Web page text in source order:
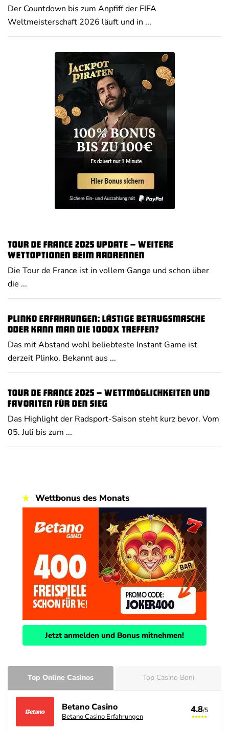
Der Countdown bis zum Anpfiff der FIFA
Weltmeisterschaft 2026 läuft und in ...
Tour de France 2025 Update – weitere
Wettoptionen beim Radrennen
Die Tour de France ist in vollem Gange und schon über
die ...
Plinko Erfahrungen: Lästige Betrugsmasche
oder kann man die 1000x treffen?
Das mit Abstand wohl beliebteste Instant Game ist
derzeit Plinko. Bekannt aus ...
Tour de France 2025 – Wettmöglichkeiten und
Favoriten für den Sieg
Das Highlight der Radsport-Saison steht kurz bevor. Vom
05. Juli bis zum ...
Wettbonus des Monats
Jetzt anmelden und Bonus mitnehmen!
Top Online Casinos Top Casino Boni
Betano Casino
Betano Casino Erfahrungen
4.8/5